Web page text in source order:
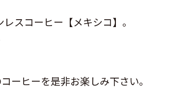
スコーヒー【メキシコ】。
ーヒーを是非お楽しみ下さい。